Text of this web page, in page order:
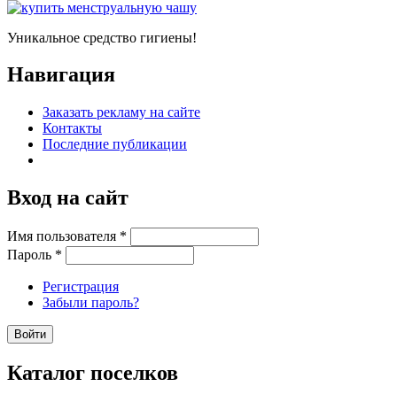
Уникальное средство гигиены!
Навигация
Заказать рекламу на сайте
Контакты
Последние публикации
Вход на сайт
Имя пользователя *
Пароль *
Регистрация
Забыли пароль?
Каталог поселков